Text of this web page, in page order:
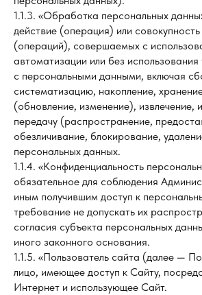
1.1.3. «Обработка персональных
действие (операция) или
(операций), совершаемых с
автоматизации или без использования
с персональными данными, включая
систематизацию, накопление,
(обновление, изменение), извлечение,
передачу (распространение,
обезличивание, блокирование,
персональных данных.
1.1.4. «Конфиденциальность
обязательное для соблюдения
иным получившим доступ к
требование не допускать их
согласия субъекта персональных
иного законного основания.
1.1.5. «Пользователь сайта (далее —
лицо, имеющее доступ к Сайту,
Интернет и использующее Сайт.